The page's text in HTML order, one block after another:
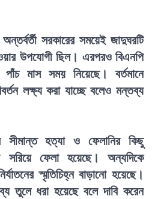
সরকারের সময়েই জাদুঘরটি
উপযোগী ছিল। এরপরও বিএনপি
মাস সময় নিয়েছে। বর্তমানে
লক্ষ্য করা যাচ্ছে বলেও মন্তব্য
সীমান্ত হত্যা ও ফেলানির কিছু
সরিয়ে ফেলা হয়েছে। অন্যদিকে
স্মৃতিচিহ্ন বাড়ানো হয়েছে।
তুলে ধরা হয়েছে বলে দাবি করেন